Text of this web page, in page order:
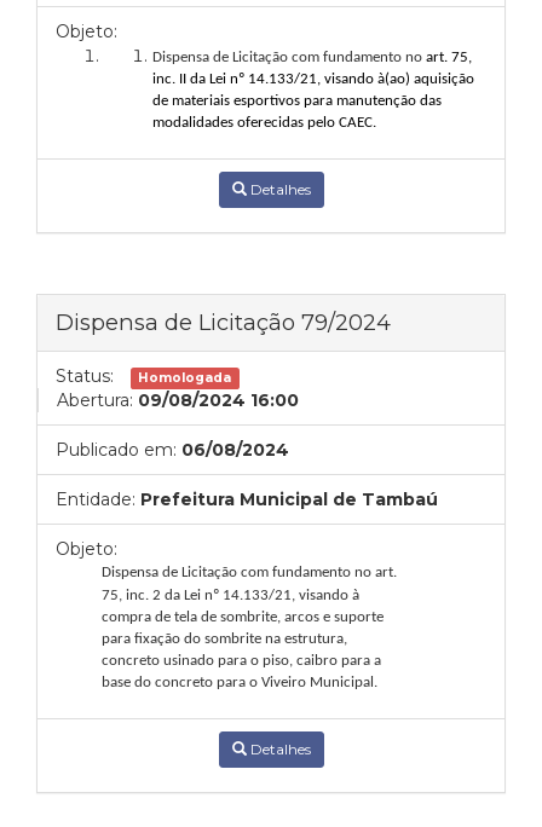
Objeto:
Dispensa de Licitação com fundamento no art. 75,
inc. II da Lei nº 14.133/21, visando à(ao) aquisição
de materiais esportivos para manutenção das
modalidades oferecidas pelo CAEC.
Detalhes
Dispensa de Licitação 79/2024
Status: Homologada
Abertura: 09/08/2024 16:00
Publicado em: 06/08/2024
Entidade: Prefeitura Municipal de Tambaú
Objeto:
Dispensa de Licitação com fundamento no art.
75, inc. 2 da Lei nº 14.133/21, visando à
compra de tela de sombrite, arcos e suporte
para fixação do sombrite na estrutura,
concreto usinado para o piso, caibro para a
base do concreto para o Viveiro Municipal.
Detalhes